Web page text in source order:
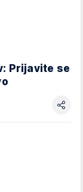
Prijavite se